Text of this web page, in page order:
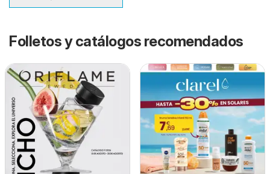
Folletos y catálogos recomendados